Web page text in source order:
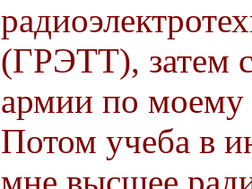
(ГРЭТТ), затем
армии по
Потом учеба в